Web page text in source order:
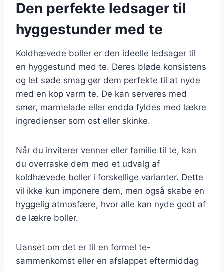
Den perfekte ledsager til
hyggestunder med te
Koldhævede boller er den ideelle ledsager til
en hyggestund med te. Deres bløde konsistens
og let søde smag gør dem perfekte til at nyde
med en kop varm te. De kan serveres med
smør, marmelade eller endda fyldes med lækre
ingredienser som ost eller skinke.
Når du inviterer venner eller familie til te, kan
du overraske dem med et udvalg af
koldhævede boller i forskellige varianter. Dette
vil ikke kun imponere dem, men også skabe en
hyggelig atmosfære, hvor alle kan nyde godt af
de lækre boller.
Uanset om det er til en formel te-
sammenkomst eller en afslappet eftermiddag